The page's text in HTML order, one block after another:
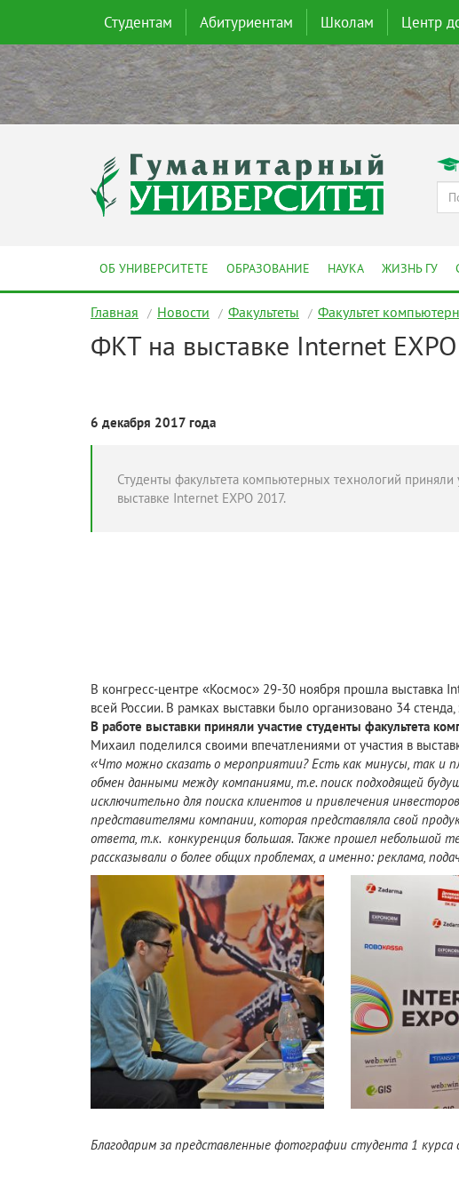
Студентам Абитуриентам Школам Центр
ОБ УНИВЕРСИТЕТЕ ОБРАЗОВАНИЕ НАУКА ЖИЗНЬ ГУ
Главная Новости Факультеты Факультет
ФКТ на выставке Internet
6 декабря 2017 года
Студенты факультета компьютерных технологий приняли
выставке Internet EXPO 2017.
В конгресс-центре «Космос» 29-30 ноября прошла выставка
всей России. В рамках выставки было организовано 34
В работе выставки приняли участие студенты факультета
Михаил поделился своими впечатлениями от участия в
«Что можно сказать о мероприятии? Есть как минусы, так и
обмен данными между компаниями, т.е. поиск подходящей
исключительно для поиска клиентов и привлечения
представителями компании, которая представляла свой
ответа, т.к. конкуренция большая. Также прошел небольшой
рассказывали о более общих проблемах, а именно: реклама,
Благодарим за представленные фотографии студента 1